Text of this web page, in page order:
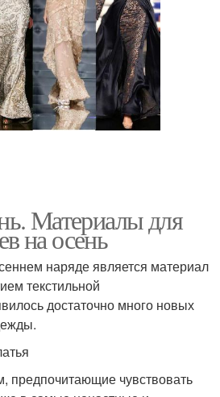
Материалы для
на осень
наряде является материал
текстильной
достаточно много новых
предпочитающие чувствовать